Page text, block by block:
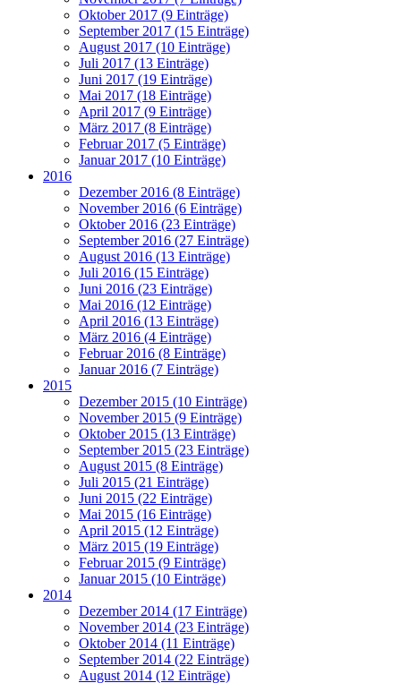
Oktober 2017 (9 Einträge)
September 2017 (15 Einträge)
August 2017 (10 Einträge)
Juli 2017 (13 Einträge)
Juni 2017 (19 Einträge)
Mai 2017 (18 Einträge)
April 2017 (9 Einträge)
März 2017 (8 Einträge)
Februar 2017 (5 Einträge)
Januar 2017 (10 Einträge)
2016
Dezember 2016 (8 Einträge)
November 2016 (6 Einträge)
Oktober 2016 (23 Einträge)
September 2016 (27 Einträge)
August 2016 (13 Einträge)
Juli 2016 (15 Einträge)
Juni 2016 (23 Einträge)
Mai 2016 (12 Einträge)
April 2016 (13 Einträge)
März 2016 (4 Einträge)
Februar 2016 (8 Einträge)
Januar 2016 (7 Einträge)
2015
Dezember 2015 (10 Einträge)
November 2015 (9 Einträge)
Oktober 2015 (13 Einträge)
September 2015 (23 Einträge)
August 2015 (8 Einträge)
Juli 2015 (21 Einträge)
Juni 2015 (22 Einträge)
Mai 2015 (16 Einträge)
April 2015 (12 Einträge)
März 2015 (19 Einträge)
Februar 2015 (9 Einträge)
Januar 2015 (10 Einträge)
2014
Dezember 2014 (17 Einträge)
November 2014 (23 Einträge)
Oktober 2014 (11 Einträge)
September 2014 (22 Einträge)
August 2014 (12 Einträge)